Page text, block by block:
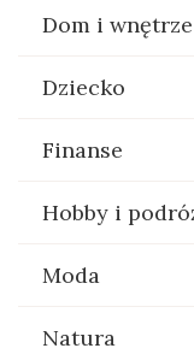
Dom i wnętrze
Dziecko
Finanse
Hobby i
Moda
Natura